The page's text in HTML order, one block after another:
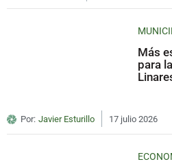
Más
para
Por: Javier Esturillo 17 julio 2026